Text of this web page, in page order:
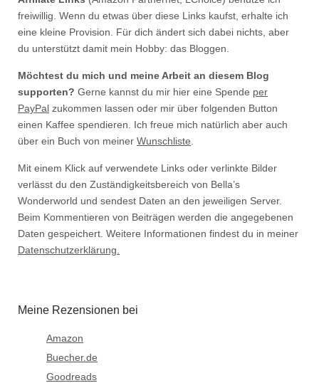
freiwillig. Wenn du etwas über diese Links kaufst, erhalte ich
eine kleine Provision. Für dich ändert sich dabei nichts, aber
du unterstützt damit mein Hobby: das Bloggen.
Möchtest du mich und meine Arbeit an diesem Blog
supporten? Gerne kannst du mir hier eine Spende per
PayPal zukommen lassen oder mir über folgenden Button
einen Kaffee spendieren. Ich freue mich natürlich aber auch
über ein Buch von meiner Wunschliste.
Mit einem Klick auf verwendete Links oder verlinkte Bilder
verlässt du den Zuständigkeitsbereich von Bella’s
Wonderworld und sendest Daten an den jeweiligen Server.
Beim Kommentieren von Beiträgen werden die angegebenen
Daten gespeichert. Weitere Informationen findest du in meiner
Datenschutzerklärung.
Meine Rezensionen bei
Amazon
Buecher.de
Goodreads